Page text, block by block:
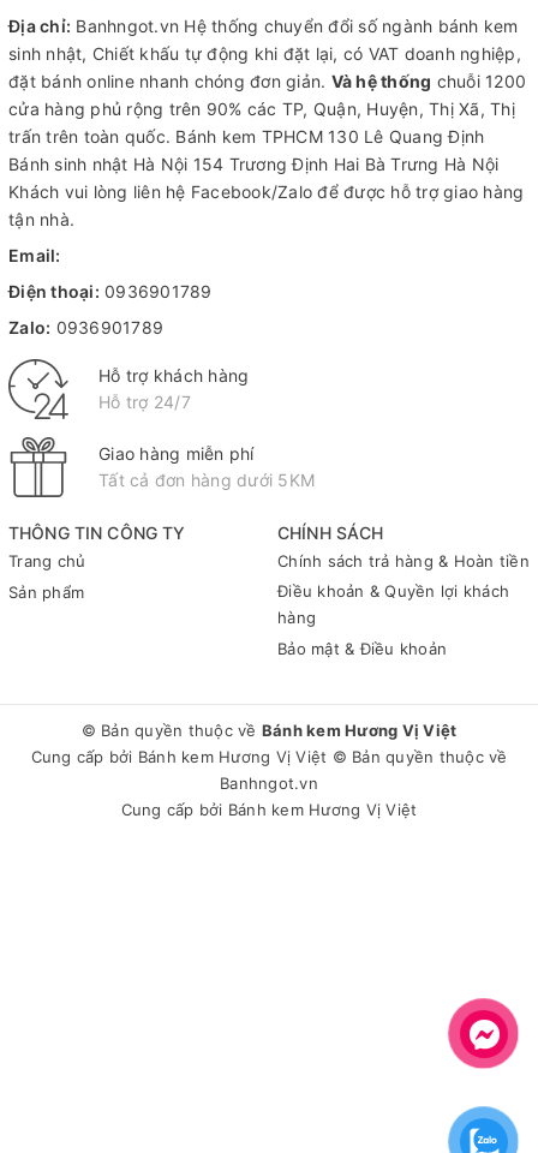
THÔNG TIN CÔNG TY
Trang chủ
Sản phẩm
CHÍNH SÁCH
Chính sách trả hàng & Hoàn tiền
Điều khoản & Quyền lợi khách
hàng
Bảo mật & Điều khoản
Địa chỉ: Banhngot.vn Hệ thống chuyển đổi số ngành bánh kem
sinh nhật, Chiết khấu tự động khi đặt lại, có VAT doanh nghiệp,
đặt bánh online nhanh chóng đơn giản. Và hệ thống chuỗi 1200
cửa hàng phủ rộng trên 90% các TP, Quận, Huyện, Thị Xã, Thị
trấn trên toàn quốc. Bánh kem TPHCM130 Lê Quang Định
Bánh sinh nhật Hà Nội 154 Trương Định Hai Bà Trưng Hà Nội
Khách vui lòng liên hệ Facebook/Zalo để được hỗ trợ giao hàng
tận nhà.
Email:
Điện thoại: 0936901789
Zalo: 0936901789
Hỗ trợ khách hàng
Hỗ trợ 24/7
Giao hàng miễn phí
Tất cả đơn hàng dưới 5KM
© Bản quyền thuộc về Bánh kem Hương Vị Việt
Cung cấp bởi Bánh kem Hương Vị Việt © Bản quyền thuộc về
Banhngot.vn
Cung cấp bởi Bánh kem Hương Vị Việt